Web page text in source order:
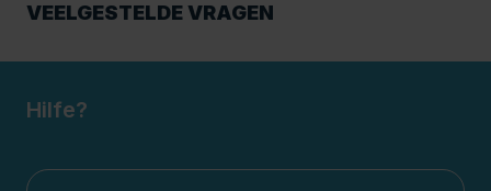
VEELGESTELDE VRAGEN
Hilfe?